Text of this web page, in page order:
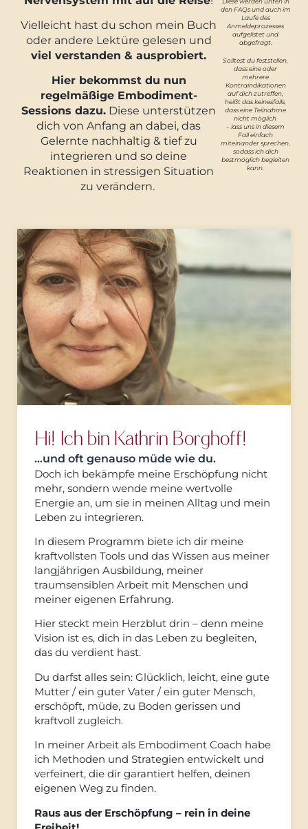
Vielleicht hast du schon mein Buch
oder andere Lektüre gelesen und
viel verstanden & ausprobiert.
Hier bekommst du nun
regelmäßige Embodiment-
Sessions dazu. Diese unterstützen
dich von Anfang an dabei, das
Gelernte nachhaltig & tief zu
integrieren und so deine
Reaktionen in stressigen Situation
zu verändern.
den FAQs und auch im
Laufe des
Anmeldeprozesses
aufgelistet und
abgefragt.
Solltest du feststellen,
dass eine oder
mehrere
Kontraindikationen
auf dich zutreffen,
heißt das keinesfalls,
dass eine Teilnahme
nicht möglich
– lass uns indiesem
Fall einfach
miteinander sprechen,
sodass ich dich
bestmöglich begleiten
kann.
Hi! Ich bin Kathrin Borghoff!
…und oft genauso müde wie du.
Doch ich bekämpfe meine Erschöpfung nicht
mehr, sondern wende meine wertvolle
Energie an, um sie in meinen Alltag und mein
Leben zu integrieren.
In diesem Programm biete ich dir meine
kraftvollsten Tools und das Wissen aus meiner
langjährigen Ausbildung, meiner
traumsensiblen Arbeit mit Menschen und
meiner eigenen Erfahrung.
Hier steckt mein Herzblut drin – denn meine
Vision ist es, dich in das Leben zu begleiten,
das du verdient hast.
Du darfst alles sein: Glücklich, leicht, eine gute
Mutter / ein guter Vater / ein guter Mensch,
erschöpft, müde, zu Boden gerissen und
kraftvoll zugleich.
In meiner Arbeit als Embodiment Coach habe
ich Methoden und Strategien entwickelt und
verfeinert, die dir garantiert helfen, deinen
eigenen Weg zu finden.
Raus aus der Erschöpfung – rein in deine